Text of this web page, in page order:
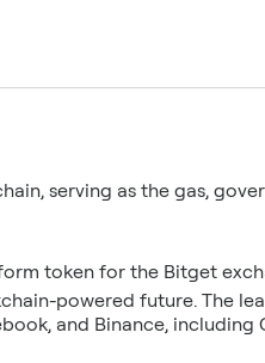
serving as the gas,
token for the Bitget
powered future. The
and Binance, including